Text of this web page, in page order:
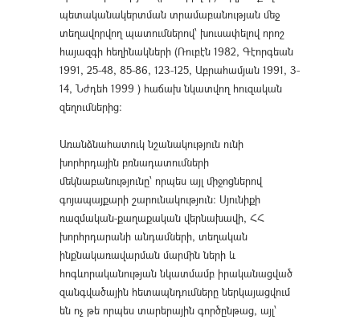
պետականակերտման տրամաբանության մեջ
տեղավորվող պատումներով՝ խուսափելով որոշ
հայազգի հեղինակների (Ռուբէն 1982, Գէորգեան
1991, 25-48, 85-86, 123-125, Աբրահամյան 1991, 3-
14, Նժդեհ 1999 ) հաճախ նկատվող հուզական
զեղումներից։
Առանձնահատուկ նշանակություն ունի
խորհրդային բռնադատումների
մեկնաբանությունը՝ որպես այլ միջոցներով
գոյապայքարի շարունակություն։ Սյունիքի
ռազմական-քաղաքական վերնախավի, ՀՀ
խորհրդարանի անդամների, տեղական
ինքնակառավարման մարմին ների և
հոգևորականության նկատմամբ իրականացված
զանգվածային հետապնդումները ներկայացվում
են ոչ թե որպես տարերային գործընթաց, այլ՝